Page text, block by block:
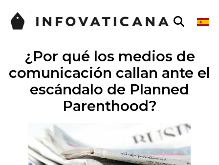
¿Por qué los medios de
comunicación callan ante el
escándalo de Planned
Parenthood?